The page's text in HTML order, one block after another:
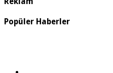
Popüler Haberler